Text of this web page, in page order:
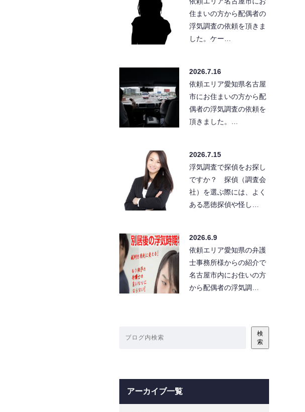
住まいの方から配偶者の
浮気調査の依頼を頂きま
した。ケー…
2026.7.16
依頼エリア愛知県名古屋
市にお住まいの方から配
偶者の浮気調査の依頼を
頂きました。…
2026.7.15
浮気調査で探偵をお探し
ですか？ 探偵（調査会
社）を選ぶ際には、よく
ある悪徳探偵や怪し…
2026.6.9
依頼エリア愛知県の弁護
士事務所様からの紹介で
名古屋市内にお住いの方
から配偶者の浮気調…
検
索
アーカイブ一覧